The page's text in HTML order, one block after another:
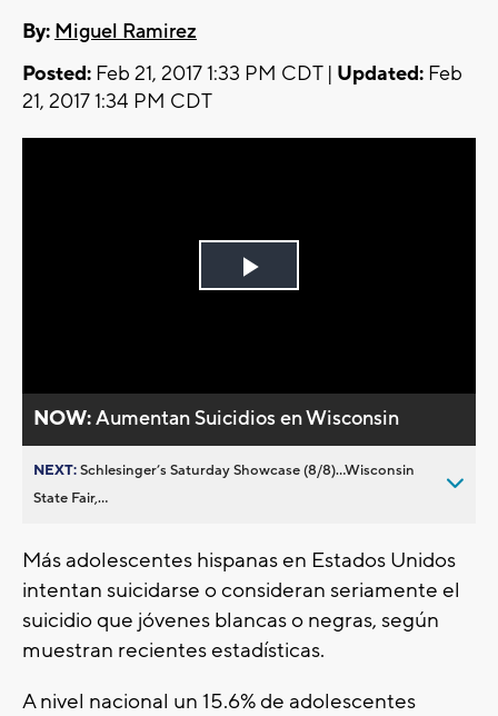
By: Miguel Ramirez
Posted: Feb 21, 2017 1:33 PM CDT | Updated: Feb
21, 2017 1:34 PM CDT
Play
NOW:Aumentan Suicidios en Wisconsin
NEXT:Schlesinger’s Saturday Showcase (8/8)...Wisconsin
State Fair,...
Más adolescentes hispanas en Estados Unidos
intentan suicidarse o consideran seriamente el
suicidio que jóvenes blancas o negras, según
muestran recientes estadísticas.
A nivel nacional un 15.6% de adolescentes